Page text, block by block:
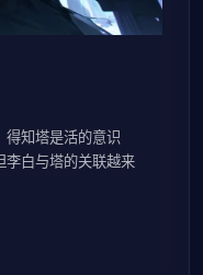
得知塔是活的意识
李白与塔的关联越来